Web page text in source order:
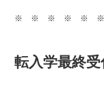
※ ※ ※ ※ ※
転入学最終受